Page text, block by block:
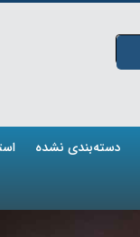
دسته‌بندی نشده